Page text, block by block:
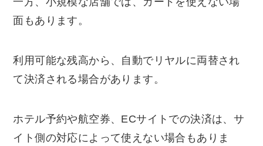
面もあります。
利用可能な残高から、自動でリヤルに両替され
て決済される場合があります。
ホテル予約や航空券、ECサイトでの決済は、サ
イト側の対応によって使えない場合もありま